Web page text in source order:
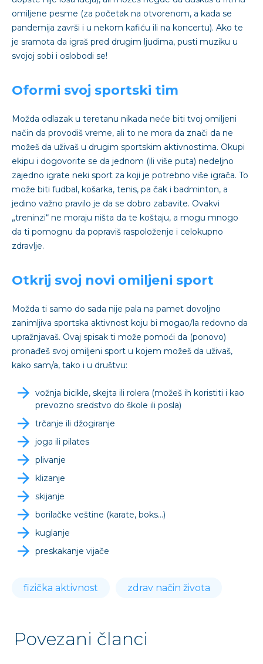
omiljene pesme (za početak na otvorenom, a kada se
pandemija završi i u nekom kafiću ili na koncertu). Ako te
je sramota da igraš pred drugim ljudima, pusti muziku u
svojoj sobi i oslobodi se!
Oformi svoj sportski tim
Možda odlazak u teretanu nikada neće biti tvoj omiljeni
način da provodiš vreme, ali to ne mora da znači da ne
možeš da uživaš u drugim sportskim aktivnostima. Okupi
ekipu i dogovorite se da jednom (ili više puta) nedeljno
zajedno igrate neki sport za koji je potrebno više igrača. To
može biti fudbal, košarka, tenis, pa čak i badminton, a
jedino važno pravilo je da se dobro zabavite. Ovakvi
„treninzi“ ne moraju ništa da te koštaju, a mogu mnogo
da ti pomognu da popraviš raspoloženje i celokupno
zdravlje.
Otkrij svoj novi omiljeni sport
Možda ti samo do sada nije pala na pamet dovoljno
zanimljiva sportska aktivnost koju bi mogao/la redovno da
upražnjavaš. Ovaj spisak ti može pomoći da (ponovo)
pronađeš svoj omiljeni sport u kojem možeš da uživaš,
kako sam/a, tako i u društvu:
vožnja bicikle, skejta ili rolera (možeš ih koristiti i kao
prevozno sredstvo do škole ili posla)
trčanje ili džogiranje
joga ili pilates
plivanje
klizanje
skijanje
borilačke veštine (karate, boks…)
kuglanje
preskakanje vijače
fizička aktivnost zdrav način života
Povezani članci